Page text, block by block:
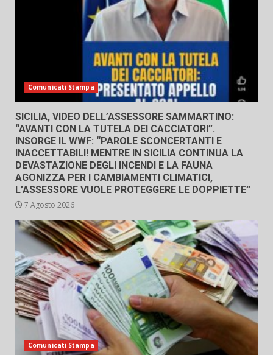
Comunicati Stampa
SICILIA, VIDEO DELL’ASSESSORE SAMMARTINO:
“AVANTI CON LA TUTELA DEI CACCIATORI”.
INSORGE IL WWF: “PAROLE SCONCERTANTI E
INACCETTABILI! MENTRE IN SICILIA CONTINUA LA
DEVASTAZIONE DEGLI INCENDI E LA FAUNA
AGONIZZA PER I CAMBIAMENTI CLIMATICI,
L’ASSESSORE VUOLE PROTEGGERE LE DOPPIETTE”
7 Agosto 2026
Comunicati Stampa